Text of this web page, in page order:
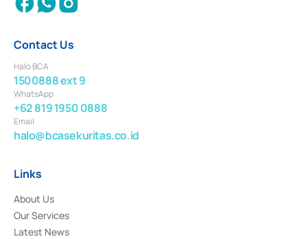
Contact Us
Halo BCA
1500888 ext 9
WhatsApp
+62 819 1950 0888
Email
halo@bcasekuritas.co.id
Links
About Us
Our Services
Latest News